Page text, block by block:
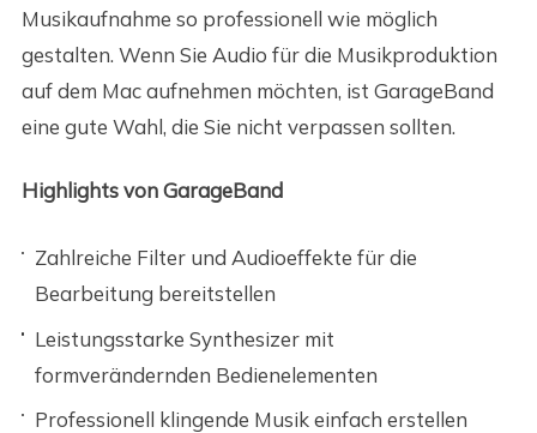
Musikaufnahme so professionell wie möglich
gestalten. Wenn Sie Audio für die Musikproduktion
auf dem Mac aufnehmen möchten, ist GarageBand
eine gute Wahl, die Sie nicht verpassen sollten.
Highlights von GarageBand
Zahlreiche Filter und Audioeffekte für die
Bearbeitung bereitstellen
Leistungsstarke Synthesizer mit
formverändernden Bedienelementen
Professionell klingende Musik einfach erstellen